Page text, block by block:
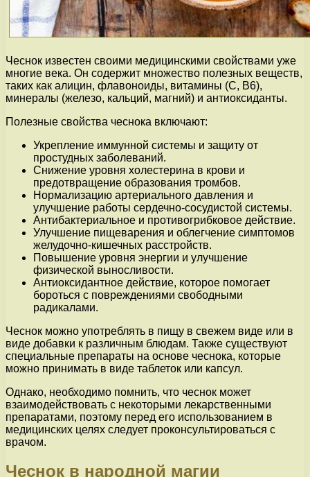
Чеснок известен своими медицинскими свойствами уже
многие века. Он содержит множество полезных веществ,
таких как алицин, флавоноиды, витамины (С, В6),
минералы (железо, кальций, магний) и антиоксиданты.
Полезные свойства чеснока включают:
Укрепление иммунной системы и защиту от
простудных заболеваний.
Снижение уровня холестерина в крови и
предотвращение образования тромбов.
Нормализацию артериального давления и
улучшение работы сердечно-сосудистой системы.
Антибактериальное и противогрибковое действие.
Улучшение пищеварения и облегчение симптомов
желудочно-кишечных расстройств.
Повышение уровня энергии и улучшение
физической выносливости.
Антиоксидантное действие, которое помогает
бороться с повреждениями свободными
радикалами.
Чеснок можно употреблять в пищу в свежем виде или в
виде добавки к различным блюдам. Также существуют
специальные препараты на основе чеснока, которые
можно принимать в виде таблеток или капсул.
Однако, необходимо помнить, что чеснок может
взаимодействовать с некоторыми лекарственными
препаратами, поэтому перед его использованием в
медицинских целях следует проконсультироваться с
врачом.
Чеснок в народной магии